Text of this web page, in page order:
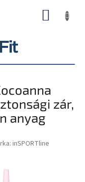
KOSÁR
zár,
anyag
inSPORTline